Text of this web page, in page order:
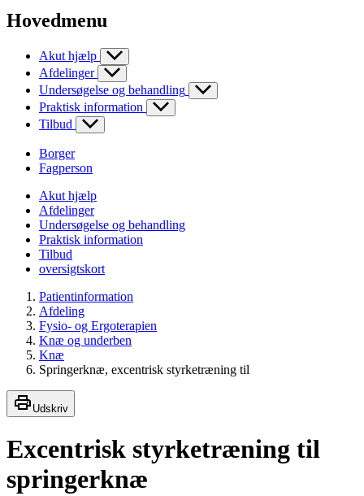
Hovedmenu
Akut hjælp
Afdelinger
Undersøgelse og behandling
Praktisk information
Tilbud
Borger
Fagperson
Akut hjælp
Afdelinger
Undersøgelse og behandling
Praktisk information
Tilbud
oversigtskort
Patientinformation
Afdeling
Fysio- og Ergoterapien
Knæ og underben
Knæ
Springerknæ, excentrisk styrketræning til
Udskriv
Excentrisk styrketræning til
springerknæ